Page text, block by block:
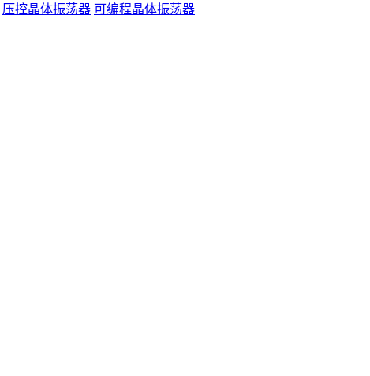
压控晶体振荡器 可编程晶体振荡器